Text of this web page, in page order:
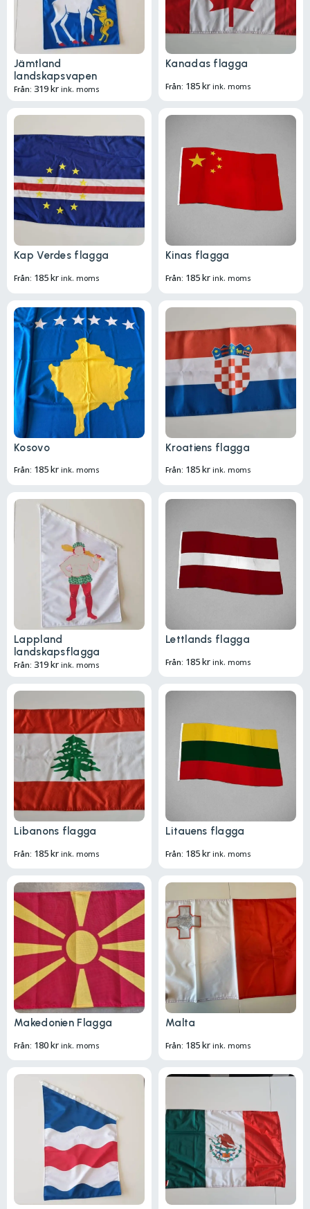
Jämtland
landskapsvapen
Från: 319kr ink. moms
Kanadas flagga
Från: 185kr ink. moms
Kap Verdes flagga
Från: 185kr ink. moms
Kinas flagga
Från: 185kr ink. moms
Kosovo
Från: 185kr ink. moms
Kroatiens flagga
Från: 185kr ink. moms
Lappland
landskapsflagga
Från: 319kr ink. moms
Lettlands flagga
Från: 185kr ink. moms
Libanons flagga
Från: 185kr ink. moms
Litauens flagga
Från: 185kr ink. moms
Makedonien Flagga
Från: 180kr ink. moms
Malta
Från: 185kr ink. moms